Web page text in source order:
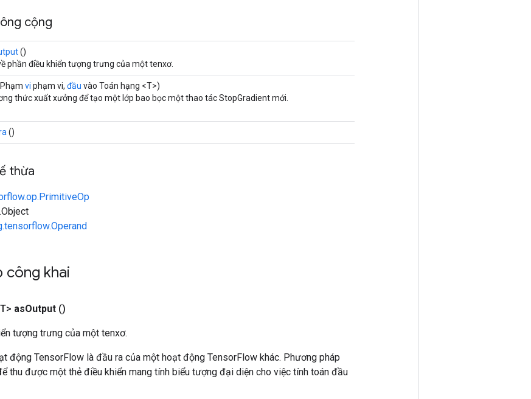
cộng
()
phần điều khiển tượng trưng của một tenxơ.
vi phạm vi, đầu vào Toán hạng <T>)
thức xuất xưởng để tạo một lớp bao bọc một thao tác StopGradient mới.
()
thừa
công khai
asOutput ()
tượng trưng của một tenxơ.
động TensorFlow là đầu ra của một hoạt động TensorFlow khác. Phương pháp
thu được một thẻ điều khiển mang tính biểu tượng đại diện cho việc tính toán đầu